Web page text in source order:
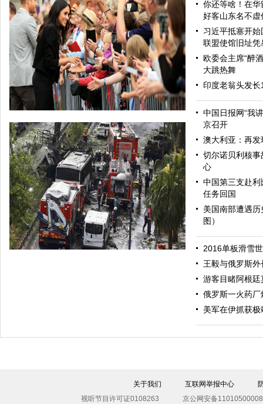
哈里与梅根亮相都柏林街头接受民众欢迎
你还等啥！在
好客山东名不虚
习近平抵塞开
联盟使馆旧址凭
欧委会主席“醉
大跳热舞
印度老翁头发
中国日报网“我
京召开
澳大利亚：再
切尔诺贝利核
心
中国第三支赴
任务回国
美国南部遭遇
图）
2016单板滑雪
王毅与俄罗斯
游客目睹阿根
俄罗斯一火药
美军在伊抓获极
关于我们 互联网举报中心
视听节目许可证0108263
京公网安备